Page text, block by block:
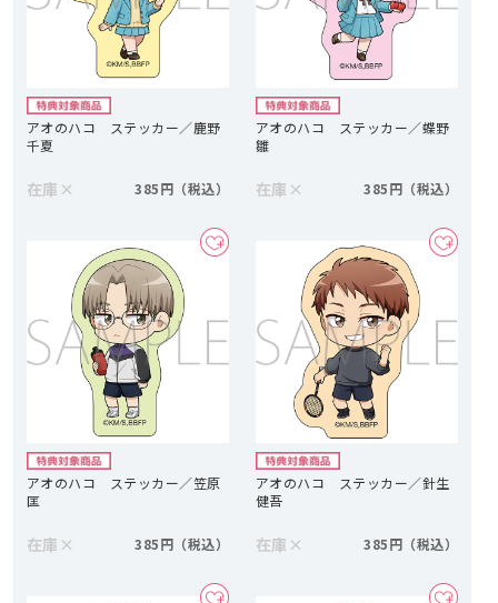
アオのハコ ステッカー／鹿野
千夏
在庫 × 385円
アオのハコ ステッカー／蝶野
雛
在庫 × 385円
アオのハコ ステッカー／笠原
匡
在庫 × 385円
アオのハコ ステッカー／針生
健吾
在庫 × 385円